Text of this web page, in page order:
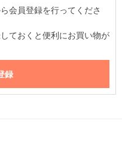
会員登録を行ってくださ
ておくと便利にお買い物が